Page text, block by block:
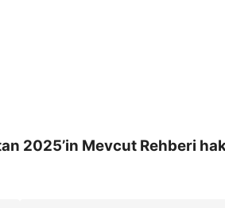
2025’in Mevcut Rehberi